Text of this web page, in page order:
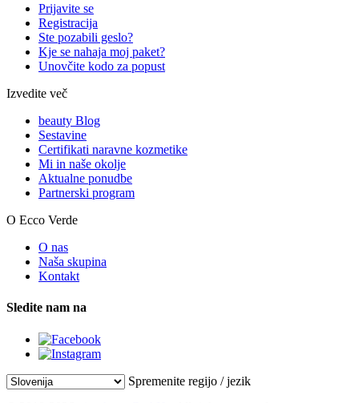
Prijavite se
Registracija
Ste pozabili geslo?
Kje se nahaja moj paket?
Unovčite kodo za popust
Izvedite več
beauty Blog
Sestavine
Certifikati naravne kozmetike
Mi in naše okolje
Aktualne ponudbe
Partnerski program
O Ecco Verde
O nas
Naša skupina
Kontakt
Sledite nam na
Spremenite regijo / jezik